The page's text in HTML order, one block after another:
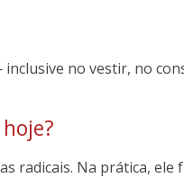
no vestir, no
radicais. Na prática, ele